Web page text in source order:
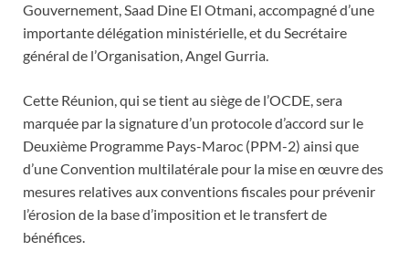
Gouvernement, Saad Dine El Otmani, accompagné d’une
importante délégation ministérielle, et du Secrétaire
général de l’Organisation, Angel Gurria.
Cette Réunion, qui se tient au siège de l’OCDE, sera
marquée par la signature d’un protocole d’accord sur le
Deuxième Programme Pays-Maroc (PPM-2) ainsi que
d’une Convention multilatérale pour la mise en œuvre des
mesures relatives aux conventions fiscales pour prévenir
l’érosion de la base d’imposition et le transfert de
bénéfices.